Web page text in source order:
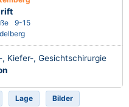
9-15
Kiefer-, Gesichtschirurgie
Lage Bilder